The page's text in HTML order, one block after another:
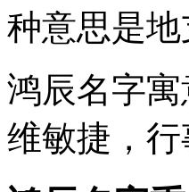
种意思是
鸿辰名字
维敏捷，